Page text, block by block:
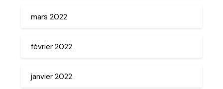
mars 2022
février 2022
janvier 2022